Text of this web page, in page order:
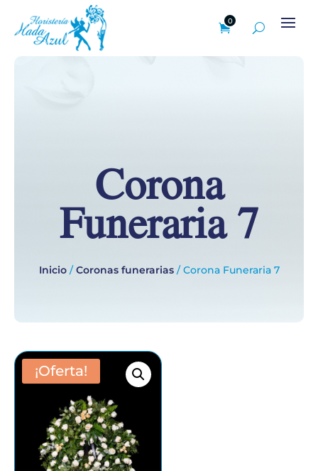
0
Corona
Funeraria 7
Inicio/Coronas funerarias/ Corona Funeraria 7
¡Oferta!